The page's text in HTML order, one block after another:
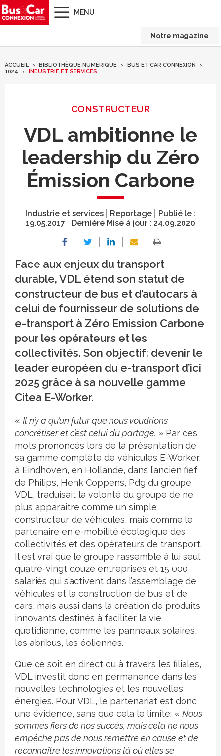
MENU
Notre magazine
ACCUEIL BIBLIOTHÈQUE NUMÉRIQUE
BUS ET CAR CONNEXION
1024
INDUSTRIE ET SERVICES
CONSTRUCTEUR
VDL ambitionne le
leadership du Zéro
Émission Carbone
Industrie et services Reportage
Publié le :
19.05.2017
Dernière Mise à jour : 24.09.2020
Face aux enjeux du transport
durable, VDL étend son statut de
constructeur de bus et d’autocars à
celui de fournisseur de solutions de
e-transport à Zéro Emission Carbone
pour les opérateurs et les
collectivités. Son objectif: devenir le
leader européen du e-transport d’ici
2025 grâce à sa nouvelle gamme
Citea E-Worker.
« Il n’y a qu’un futur que nous voudrions
concrétiser et c’est celui du partage. » Par ces
mots prononcés lors de la présentation de
sa gamme complète de véhicules E-Worker,
à Eindhoven, en Hollande, dans l’ancien fief
de Philips, Henk Coppens, Pdg du groupe
VDL, traduisait la volonté du groupe de ne
plus apparaître comme un simple
constructeur de véhicules, mais comme le
partenaire en e-mobilité écologique des
collectivités et des opérateurs de transport.
Il est vrai que le groupe rassemble à lui seul
quatre-vingt douze entreprises et 15 000
salariés qui s’activent dans l’assemblage de
véhicules et la construction de bus et de
cars, mais aussi dans la création de produits
innovants destinés à faciliter la vie
quotidienne, comme les panneaux solaires,
les abribus, les éoliennes.
Que ce soit en direct ou à travers les filiales,
VDL investit donc en permanence dans les
nouvelles technologies et les nouvelles
énergies. Pour VDL, le partenariat est donc
une évidence, sans que cela le limite: « Nous
sommes fiers de nos succès, mais cela ne nous
empêche pas de nous remettre en cause et de
reconnaître les innovations là où elles se